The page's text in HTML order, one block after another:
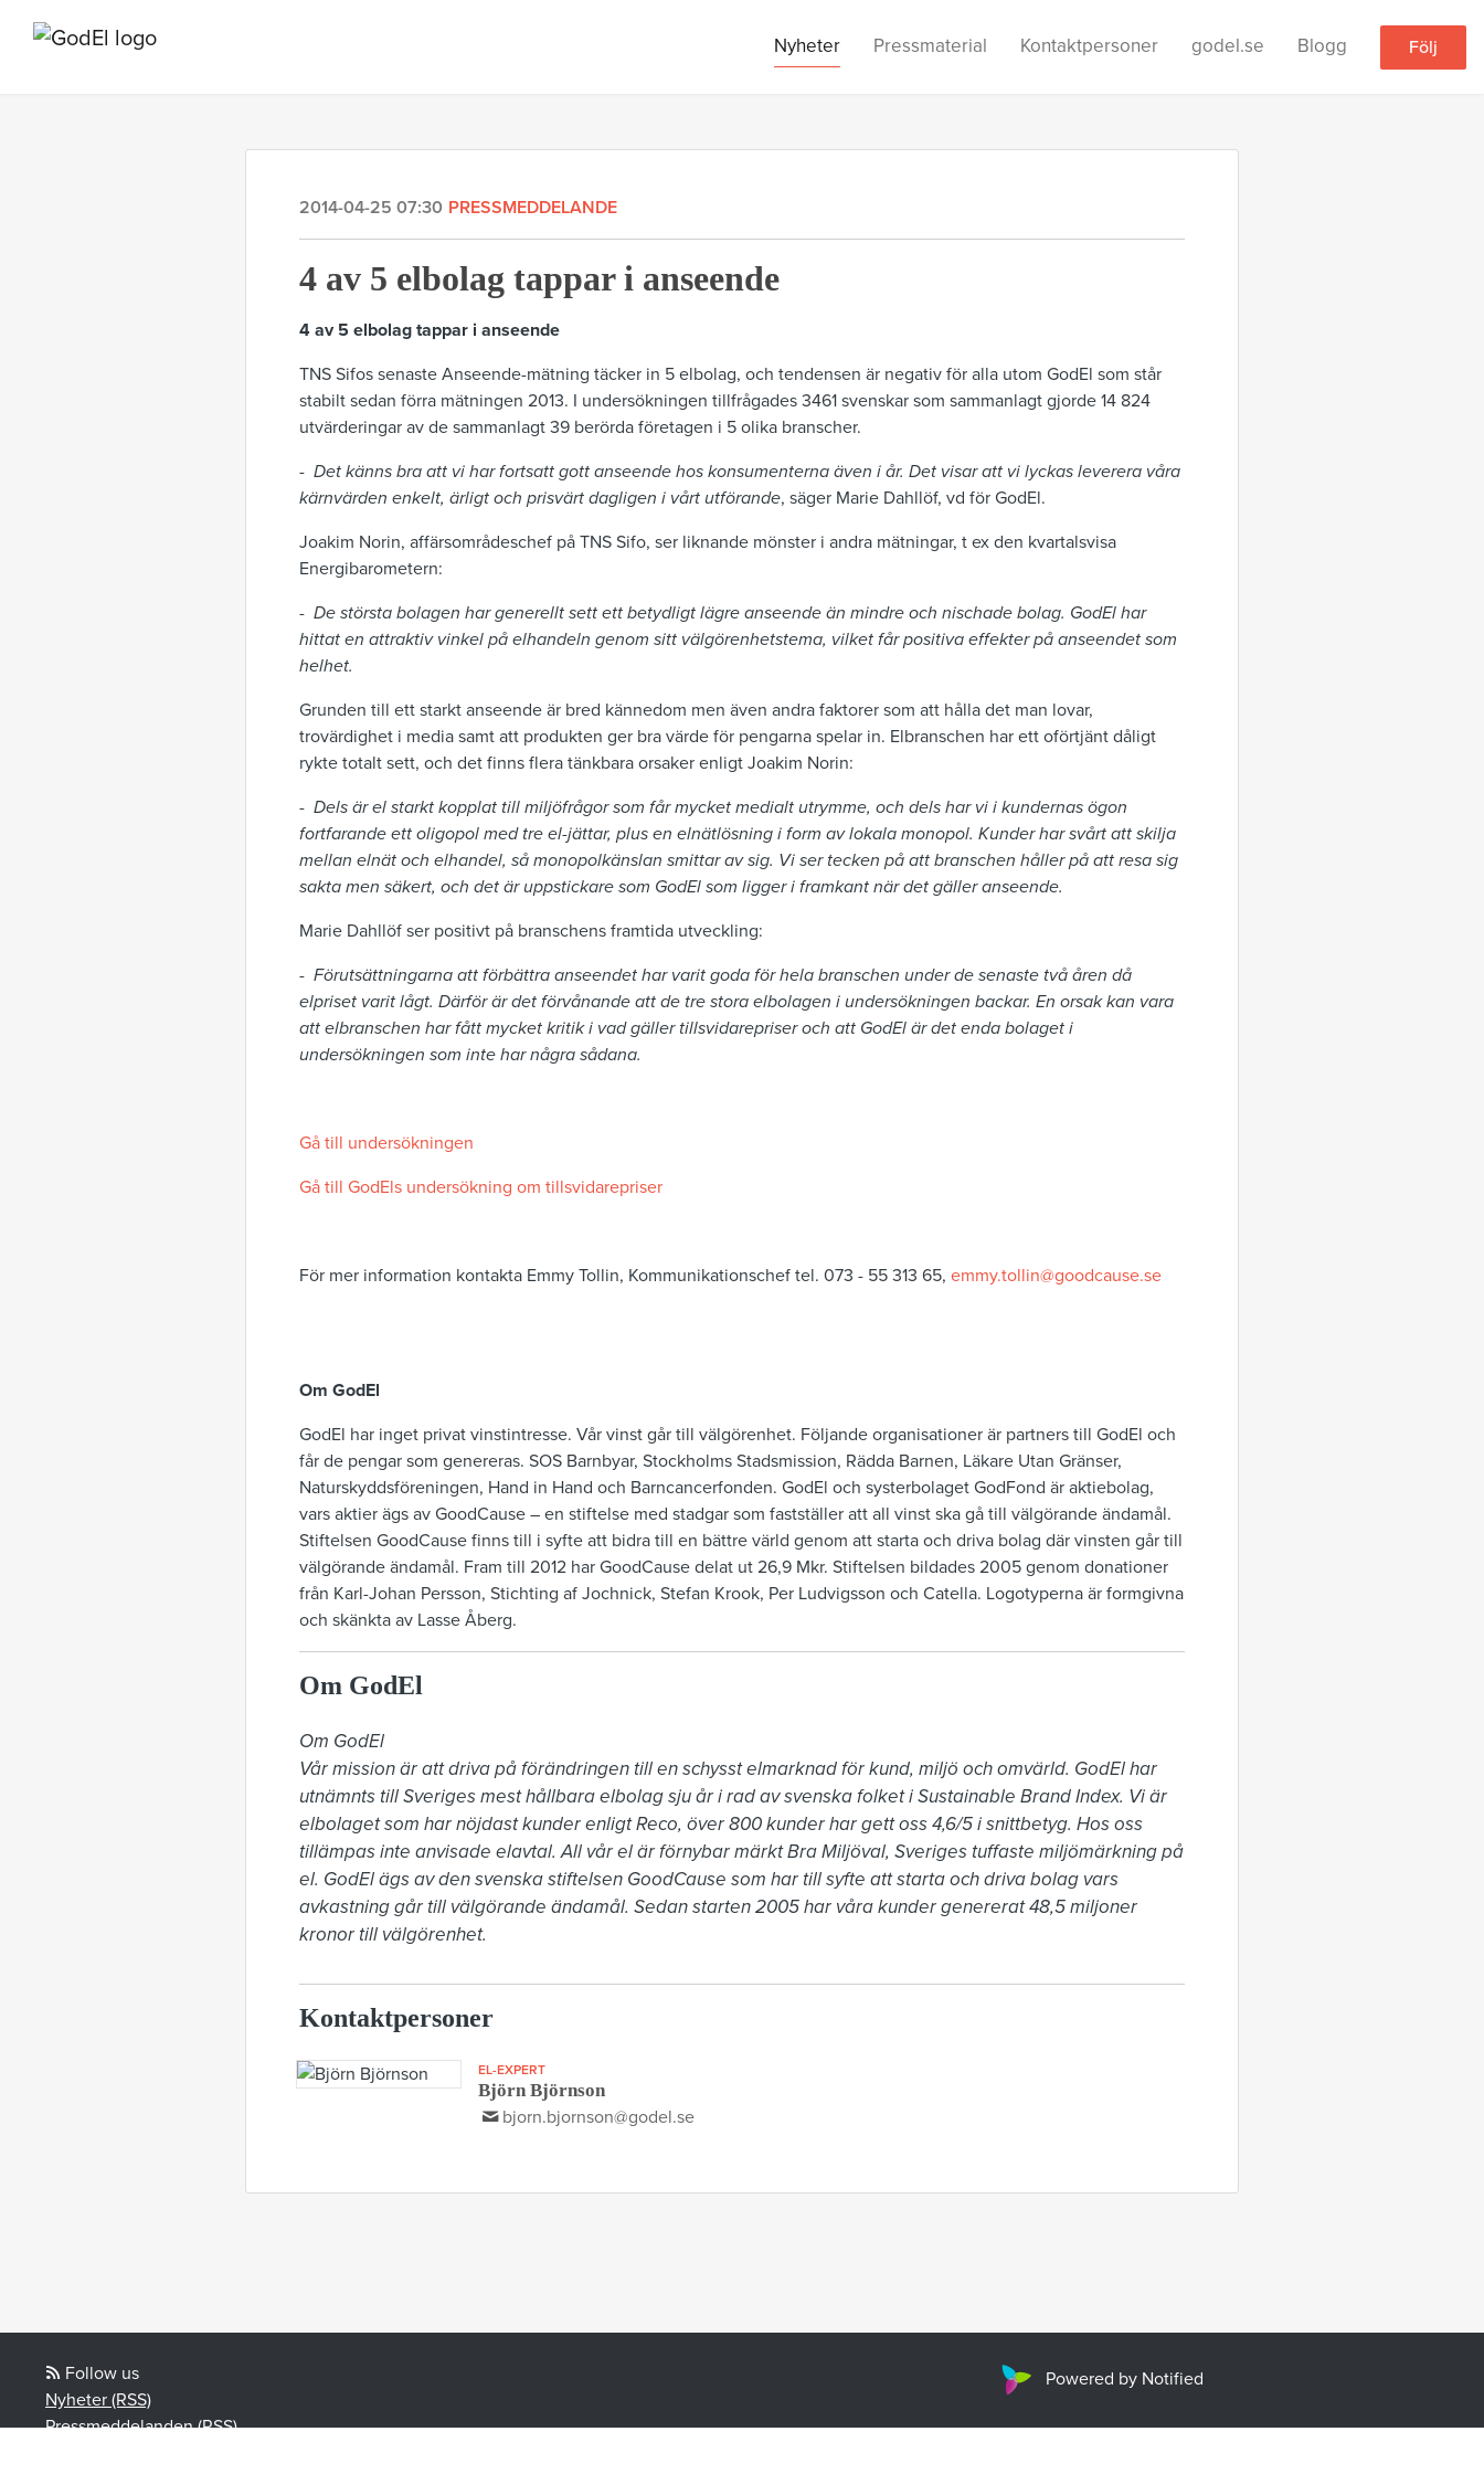
Nyheter Pressmaterial Kontaktpersoner godel.se Blogg Följ
2014-04-25 07:30 PRESSMEDDELANDE
4 av 5 elbolag tappar i anseende
4 av 5 elbolag tappar i anseende
TNS Sifos senaste Anseende-mätning täcker in 5 elbolag, och tendensen är negativ för alla utom GodEl som står
stabilt sedan förra mätningen 2013. I undersökningen tillfrågades 3461 svenskar som sammanlagt gjorde 14 824
utvärderingar av de sammanlagt 39 berörda företagen i 5 olika branscher.
- Det känns bra att vi har fortsatt gott anseende hos konsumenterna även i år. Det visar att vi lyckas leverera våra
kärnvärden enkelt, ärligt och prisvärt dagligen i vårt utförande, säger Marie Dahllöf, vd för GodEl.
Joakim Norin, affärsområdeschef på TNS Sifo, ser liknande mönster i andra mätningar, t ex den kvartalsvisa
Energibarometern:
- De största bolagen har generellt sett ett betydligt lägre anseende än mindre och nischade bolag. GodEl har
hittat en attraktiv vinkel på elhandeln genom sitt välgörenhetstema, vilket får positiva effekter på anseendet som
helhet.
Grunden till ett starkt anseende är bred kännedom men även andra faktorer som att hålla det man lovar,
trovärdighet i media samt att produkten ger bra värde för pengarna spelar in. Elbranschen har ett oförtjänt dåligt
rykte totalt sett, och det finns flera tänkbara orsaker enligt Joakim Norin:
- Dels är el starkt kopplat till miljöfrågor som får mycket medialt utrymme, och dels har vi i kundernas ögon
fortfarande ett oligopol med tre el-jättar, plus en elnätlösning i form av lokala monopol. Kunder har svårt att skilja
mellan elnät och elhandel, så monopolkänslan smittar av sig. Vi ser tecken på att branschen håller på att resa sig
sakta men säkert, och det är uppstickare som GodEl som ligger i framkant när det gäller anseende.
Marie Dahllöf ser positivt på branschens framtida utveckling:
- Förutsättningarna att förbättra anseendet har varit goda för hela branschen under de senaste två åren då
elpriset varit lågt. Därför är det förvånande att de tre stora elbolagen i undersökningen backar. En orsak kan vara
att elbranschen har fått mycket kritik i vad gäller tillsvidarepriser och att GodEl är det enda bolaget i
undersökningen som inte har några sådana.
Gå till undersökningen
Gå till GodEls undersökning om tillsvidarepriser
För mer information kontakta Emmy Tollin, Kommunikationschef tel. 073 - 55 313 65, emmy.tollin@goodcause.se
Om GodEl
GodEl har inget privat vinstintresse. Vår vinst går till välgörenhet. Följande organisationer är partners till GodEl och
får de pengar som genereras. SOS Barnbyar, Stockholms Stadsmission, Rädda Barnen, Läkare Utan Gränser,
Naturskyddsföreningen, Hand in Hand och Barncancerfonden. GodEl och systerbolaget GodFond är aktiebolag,
vars aktier ägs av GoodCause – en stiftelse med stadgar som fastställer att all vinst ska gå till välgörande ändamål.
Stiftelsen GoodCause finns till i syfte att bidra till en bättre värld genom att starta och driva bolag där vinsten går till
välgörande ändamål. Fram till 2012 har GoodCause delat ut 26,9 Mkr. Stiftelsen bildades 2005 genom donationer
från Karl-Johan Persson, Stichting af Jochnick, Stefan Krook, Per Ludvigsson och Catella. Logotyperna är formgivna
och skänkta av Lasse Åberg.
Om GodEl
Om GodEl
Vår mission är att driva på förändringen till en schysst elmarknad för kund, miljö och omvärld. GodEl har
utnämnts till Sveriges mest hållbara elbolag sju år i rad av svenska folket i Sustainable Brand Index. Vi är
elbolaget som har nöjdast kunder enligt Reco, över 800 kunder har gett oss 4,6/5 i snittbetyg. Hos oss
tillämpas inte anvisade elavtal. All vår el är förnybar märkt Bra Miljöval, Sveriges tuffaste miljömärkning på
el. GodEl ägs av den svenska stiftelsen GoodCause som har till syfte att starta och driva bolag vars
avkastning går till välgörande ändamål. Sedan starten 2005 har våra kunder genererat 48,5 miljoner
kronor till välgörenhet.
Kontaktpersoner
EL-EXPERT
Björn Björnson
bjorn.bjornson@godel.se
Follow us
Nyheter (RSS)
Pressmeddelanden (RSS)
Powered by Notified